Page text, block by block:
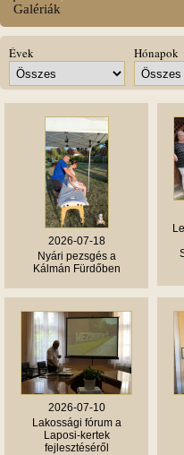
Galériák
Évek Hónapok
2026-07-18
Nyári pezsgés a
Kálmán Fürdőben
2026-07-10
Lakossági fórum a
Laposi-kertek
fejlesztéséről